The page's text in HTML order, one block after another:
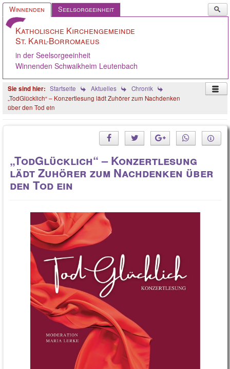
Winnenden Seelsorgeeinheit
...
Katholische Kirchengemeinde
St. Karl-Borromaeus
in der Seelsorgeeinheit
Winnenden Schwaikheim Leutenbach
Startseite Aktuelles
Chronik
„TodGlücklich“ – Konzertlesung lädt Zuhörer zum Nachdenken
über den Tod ein
KGR/Ausschüsse
Aus der Gemeinde
Oppelsbohm / Breuningsw.
Stellenangebote
Gelebter Glaube
Indien Freundeskreis
Faire Gemeinde
Kirchenführer
„TodGlücklich“ – Konzertlesung
lädt Zuhörer zum Nachdenken über
den Tod ein